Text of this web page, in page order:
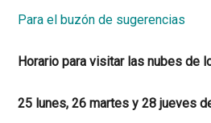
Para el buzón de sugerencias
Horario para visitar las nubes de
25 lunes, 26 martes y 28 jueves